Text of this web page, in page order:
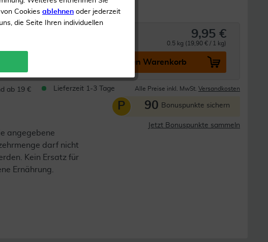
9,95 €
0.5 kg (19,90 € / 1 kg)
In den Warenkorb
ab 19 € Lieferzeit 1-3 Tage Alle Preise inkl. MwSt. Versandkosten
P 90 Bonuspunkte sichern
Jetzt Bonuspunkte sammeln
angegebene
darf nicht
Kein Ersatz für
Ernährung.
Cookies ablehnen oder jederzeit
die Seite Ihren individuellen